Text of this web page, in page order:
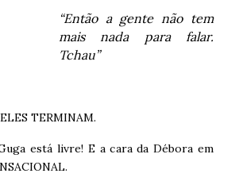
“Então a gente não tem
mais nada para falar.
Tchau”
TERMINAM.
está livre! E a cara da Débora em